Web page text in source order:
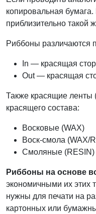
копировальная
приблизительно такой
Риббоны различаются
In — красящая
Out — красящая
Также красящие ленты
красящего состава:
Восковые (WAX)
Воск-смола (WAX/
Смоляные (RESIN)
Риббоны на основе
экономичными их этих
нужны для печати на
картонных или